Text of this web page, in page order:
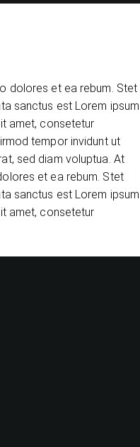
dolores et ea rebum. Stet
sanctus est Lorem ipsum
amet, consetetur
tempor invidunt ut
sed diam voluptua. At
et ea rebum. Stet
sanctus est Lorem ipsum
amet, consetetur